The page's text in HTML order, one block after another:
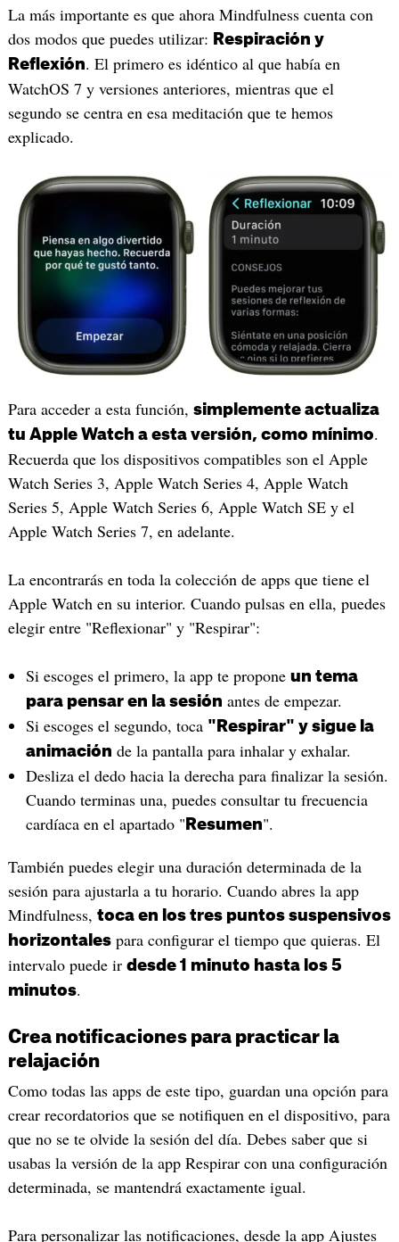
La más importante es que ahora Mindfulness cuenta con
dos modos que puedes utilizar: Respiración y
Reflexión. El primero es idéntico al que había en
WatchOS 7 y versiones anteriores, mientras que el
segundo se centra en esa meditación que te hemos
explicado.
Para acceder a esta función, simplemente actualiza
tu Apple Watch a esta versión, como mínimo.
Recuerda que los dispositivos compatibles son el Apple
Watch Series 3, Apple Watch Series 4, Apple Watch
Series 5, Apple Watch Series 6, Apple Watch SE y el
Apple Watch Series 7, en adelante.
La encontrarás en toda la colección de apps que tiene el
Apple Watch en su interior. Cuando pulsas en ella, puedes
elegir entre "Reflexionar" y "Respirar":
Si escoges el primero, la app te propone un tema
para pensar en la sesión antes de empezar.
Si escoges el segundo, toca "Respirar" y sigue la
animación de la pantalla para inhalar y exhalar.
Desliza el dedo hacia la derecha para finalizar la sesión.
Cuando terminas una, puedes consultar tu frecuencia
cardíaca en el apartado " Resumen".
También puedes elegir una duración determinada de la
sesión para ajustarla a tu horario. Cuando abres la app
Mindfulness, toca en los tres puntos suspensivos
horizontalespara configurar el tiempo que quieras. El
intervalo puede ir desde 1 minuto hasta los 5
minutos.
Crea notificaciones para practicar la
relajación
Como todas las apps de este tipo, guardan una opción para
crear recordatorios que se notifiquen en el dispositivo, para
que no se te olvide la sesión del día. Debes saber que si
usabas la versión de la app Respirar con una configuración
determinada, se mantendrá exactamente igual.
Para personalizar las notificaciones, desde la app Ajustes